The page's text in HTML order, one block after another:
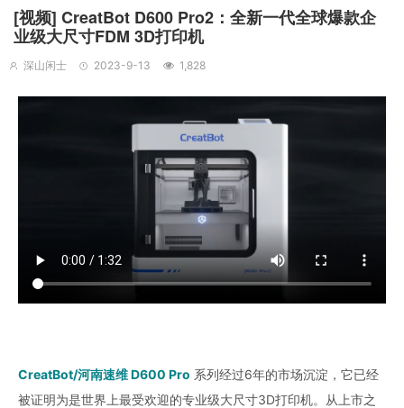
[视频] CreatBot D600 Pro2：全新一代全球爆款企
业级大尺寸FDM 3D打印机
深山闲士 2023-9-13 1,828
CreatBot/河南速维 D600 Pro 系列经过6年的市场沉淀，它已经
被证明为是世界上最受欢迎的专业级大尺寸3D打印机。从上市之